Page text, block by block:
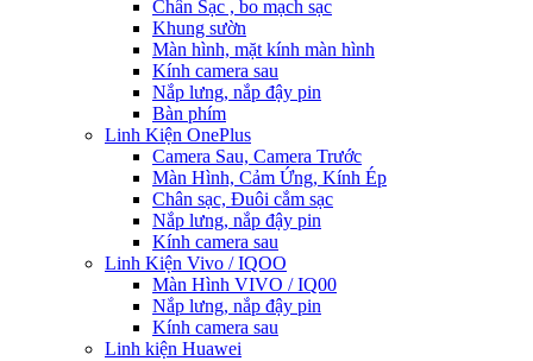
Chân Sạc , bo mạch sạc
Khung sườn
Màn hình, mặt kính màn hình
Kính camera sau
Nắp lưng, nắp đậy pin
Bàn phím
Linh Kiện OnePlus
Camera Sau, Camera Trước
Màn Hình, Cảm Ứng, Kính Ép
Chân sạc, Đuôi cắm sạc
Nắp lưng, nắp đậy pin
Kính camera sau
Linh Kiện Vivo / IQOO
Màn Hình VIVO / IQ00
Nắp lưng, nắp đậy pin
Kính camera sau
Linh kiện Huawei